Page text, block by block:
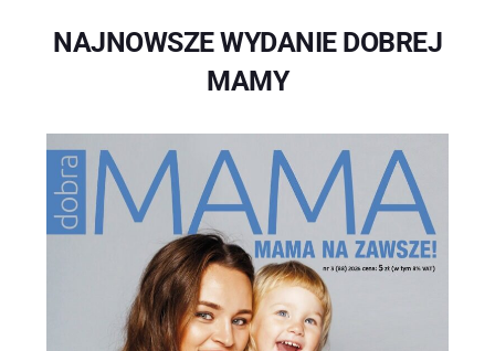
NAJNOWSZE WYDANIE DOBREJ
MAMY